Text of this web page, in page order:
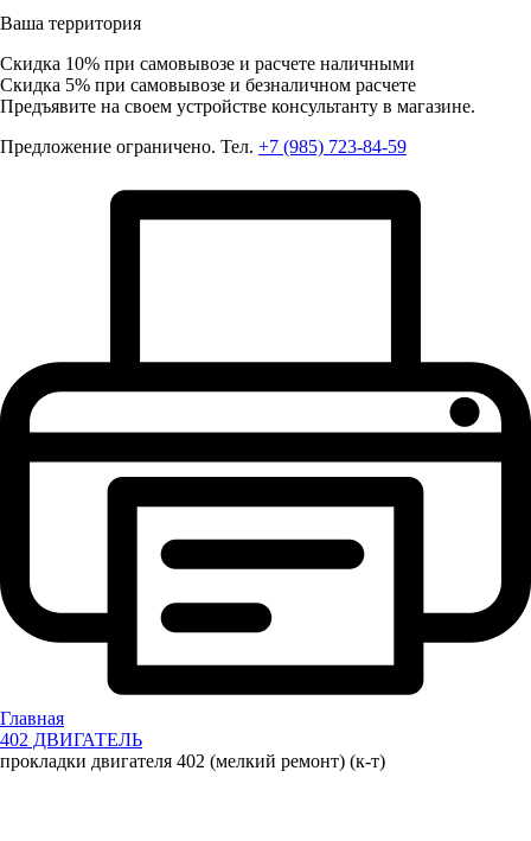
Ваша территория
Скидка 10% при самовывозе и расчете наличными
Скидка 5% при самовывозе и безналичном расчете
Предъявите на своем устройстве консультанту в магазине.
Предложение ограничено. Тел. +7 (985) 723-84-59
Главная
402 ДВИГАТЕЛЬ
прокладки двигателя 402 (мелкий ремонт) (к-т)